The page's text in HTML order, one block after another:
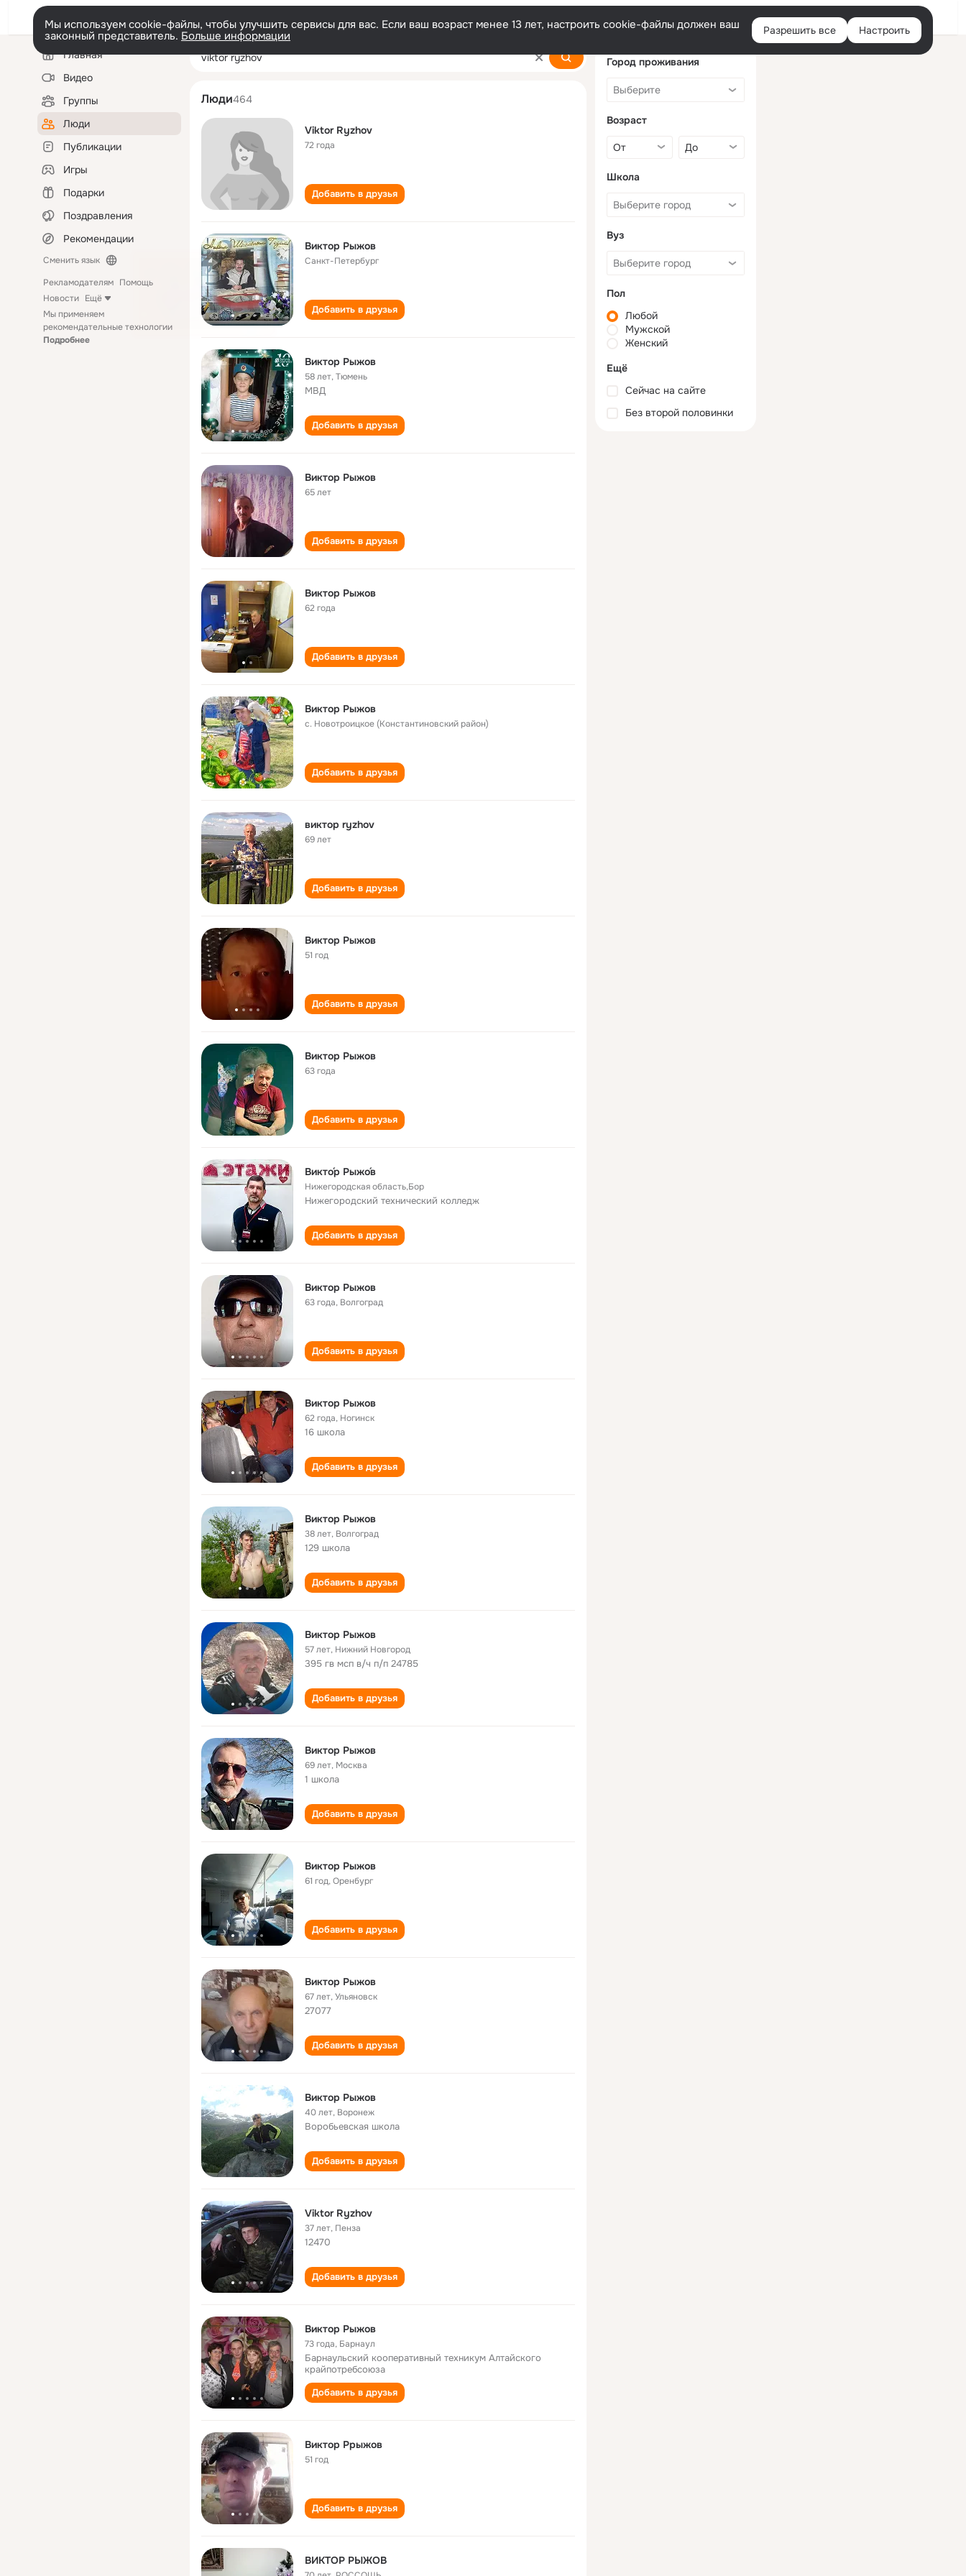
Войти
Мы используем cookie-файлы, чтобы улучшить сервисы для вас. Если ваш возраст менее 13 лет, настроить cookie-файлы должен ваш
законный представитель. Больше информации Разрешить все Настроить
Левая
колонкаГлавная
Видео
Группы
Люди
Публикации
Игры
Подарки
Поздравления
Рекомендации
Сменить язык
Рекламодателям Помощь
Новости Ещё
Мы применяем
рекомендательные технологии
Подробнее
viktor ryzhov
Люди464
Viktor Ryzhov
72 года
Добавить в друзья
Виктор Рыжов
Санкт-Петербург
Добавить в друзья
Виктор Рыжов
58 лет,Тюмень
МВД
Добавить в друзья
Виктор Рыжов
65 лет
Добавить в друзья
Виктор Рыжов
62 года
Добавить в друзья
Виктор Рыжов
с. Новотроицкое (Константиновский район)
Добавить в друзья
виктор ryzhov
69 лет
Добавить в друзья
Виктор Рыжов
51 год
Добавить в друзья
Виктор Рыжов
63 года
Добавить в друзья
Викто́р Рыжо́в
Нижегородская область,Бор
Нижегородский технический колледж
Добавить в друзья
Виктор Рыжов
63 года, Волгоград
Добавить в друзья
Виктор Рыжов
62 года, Ногинск
16 школа
Добавить в друзья
Виктор Рыжов
38 лет, Волгоград
129 школа
Добавить в друзья
Виктор Рыжов
57 лет, Нижний Новгород
395 гв мсп в/ч п/п 24785
Добавить в друзья
Виктор Рыжов
69 лет, Москва
1 школа
Добавить в друзья
Виктор Рыжов
61 год,Оренбург
Добавить в друзья
Виктор Рыжов
67 лет,Ульяновск
27077
Добавить в друзья
Виктор Рыжов
40 лет, Воронеж
Воробьевская школа
Добавить в друзья
Viktor Ryzhov
37 лет, Пенза
12470
Добавить в друзья
Виктор Рыжов
73 года, Барнаул
Барнаульский кооперативный техникум Алтайского
крайпотребсоюза
Добавить в друзья
Виктор Ррыжов
51 год
Добавить в друзья
ВИКТОР РЫЖОВ
Город проживания
Возраст
Школа
Вуз
Пол
Любой
Мужской
Женский
Ещё
Сейчас на сайте
Без второй половинки